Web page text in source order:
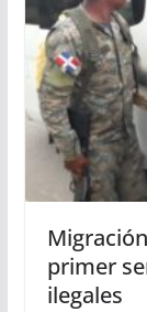
primer
ilegales